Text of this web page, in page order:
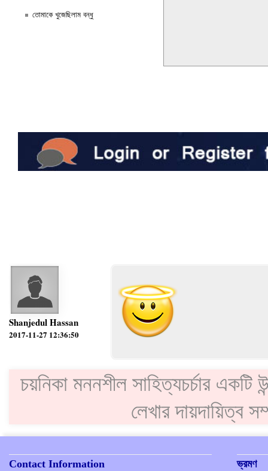
তোমাকে খুজেছিলাম বন্ধু
Shanjedul Hassan
2017-11-27 12:36:50
চয়নিকা মননশীল সাহিত্যচর্চার
লেখার দায়দায়িত্ব
Contact Information ভ্রমণ